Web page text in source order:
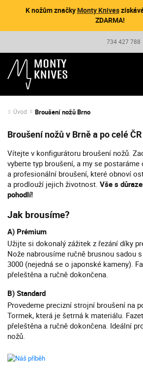
K nožům značkyMonty Knives
ZDARMA!
734 427 788
Úvod Broušení nožů Brno
Broušení nožů v Brně a po celé ČR
Vítejte v konfigurátoru broušení nožů.
vyberte typ broušení, a my se postaráme
a profesionální broušení, které obnoví
a prodlouží jejich životnost. Vše s
pohodlí!
Jak brousíme?
A) Prémium
Užijte si dokonalý zážitek z řezání díky
Nože nabrousíme ručně brusnou sadou
3000 (nejedná se o japonské kameny).
přeleštěna a ručně dokončena.
B) Standard
Provedeme precizní strojní broušení na
Tormek, která je šetrná k materiálu.
přeleštěna a ručně dokončena. Ideální
nožů.